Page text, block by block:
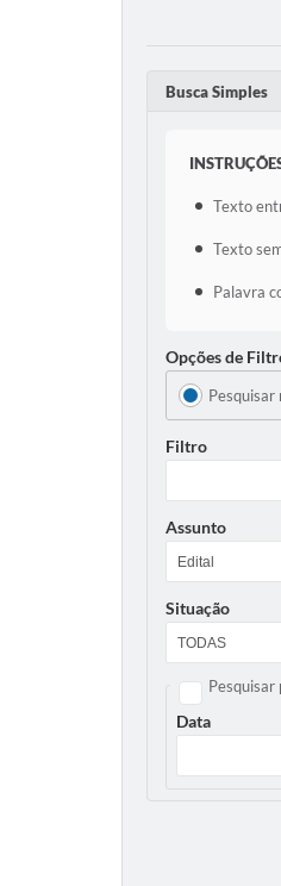
Busca Simples
Texto
Texto
Palavra
Opções de
Pesquisar
Filtro
Assunto
Situação
Pesquisar
Data